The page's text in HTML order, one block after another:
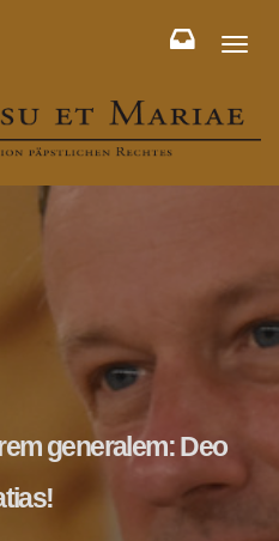
Toggle
generalem: Deo